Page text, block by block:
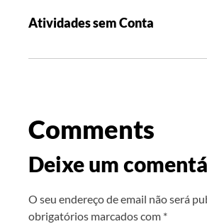
Atividades sem Conta
Comments
Deixe um
O seu endereço de email não será
obrigatórios marcados com *